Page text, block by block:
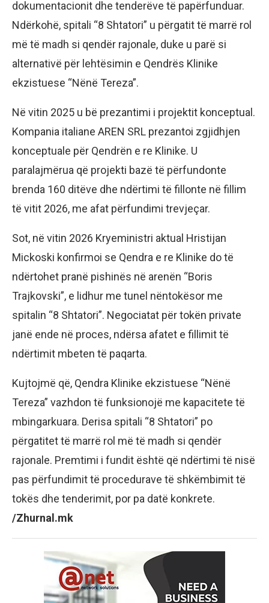
dokumentacionit dhe tenderëve të papërfunduar.
Ndërkohë, spitali “8 Shtatori” u përgatit të marrë rol
më të madh si qendër rajonale, duke u parë si
alternativë për lehtësimin e Qendrës Klinike
ekzistuese “Nënë Tereza”.
Në vitin 2025 u bë prezantimi i projektit konceptual.
Kompania italiane AREN SRL prezantoi zgjidhjen
konceptuale për Qendrën e re Klinike. U
paralajmërua që projekti bazë të përfundonte
brenda 160 ditëve dhe ndërtimi të fillonte në fillim
të vitit 2026, me afat përfundimi trevjeçar.
Sot, në vitin 2026 Kryeministri aktual Hristijan
Mickoski konfirmoi se Qendra e re Klinike do të
ndërtohet pranë pishinës në arenën “Boris
Trajkovski”, e lidhur me tunel nëntokësor me
spitalin “8 Shtatori”. Negociatat për tokën private
janë ende në proces, ndërsa afatet e fillimit të
ndërtimit mbeten të paqarta.
Kujtojmë që, Qendra Klinike ekzistuese “Nënë
Tereza” vazhdon të funksionojë me kapacitete të
mbingarkuara. Derisa spitali “8 Shtatori” po
përgatitet të marrë rol më të madh si qendër
rajonale. Premtimi i fundit është që ndërtimi të nisë
pas përfundimit të procedurave të shkëmbimit të
tokës dhe tenderimit, por pa datë konkrete.
/Zhurnal.mk